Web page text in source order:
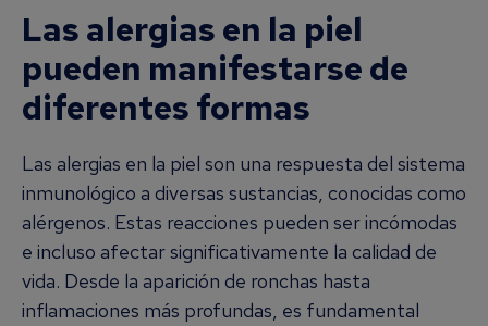
Las alergias en la piel
pueden manifestarse de
diferentes formas
Las alergias en la piel son una respuesta del sistema
inmunológico a diversas sustancias, conocidas como
alérgenos. Estas reacciones pueden ser incómodas
e incluso afectar significativamente la calidad de
vida. Desde la aparición de ronchas hasta
inflamaciones más profundas, es fundamental